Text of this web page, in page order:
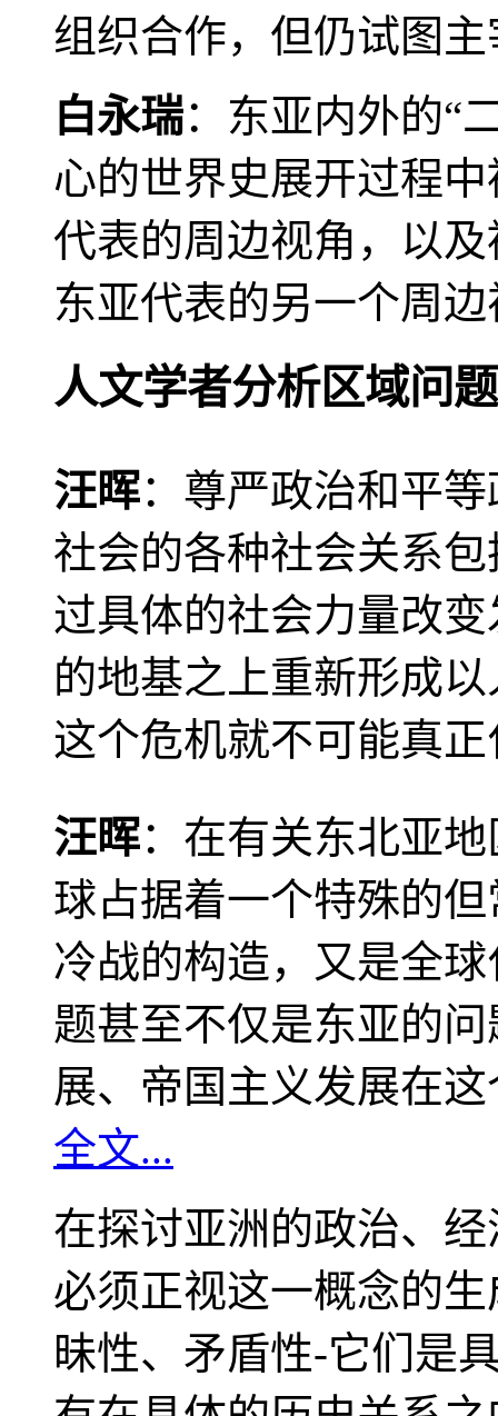
组织合作，但仍试图
白永瑞：东亚内外的“
心的世界史展开过程
代表的周边视角，以
东亚代表的另一个周
人文学者分析区域问题
汪晖：尊严政治和平
社会的各种社会关系
过具体的社会力量改
的地基之上重新形成
这个危机就不可能真
汪晖：在有关东北亚
球占据着一个特殊的
冷战的构造，又是全
题甚至不仅是东亚的
展、帝国主义发展在
全文...
在探讨亚洲的政治、
必须正视这一概念的
昧性、矛盾性-它们是